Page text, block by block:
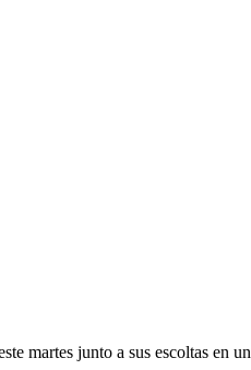
martes junto a sus escoltas en un